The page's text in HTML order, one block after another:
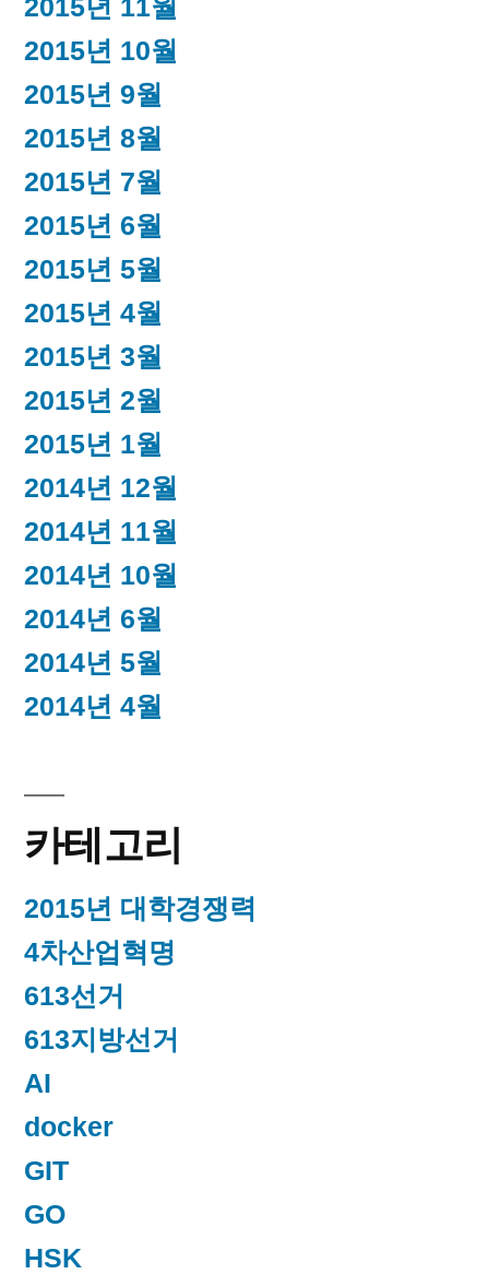
2015년 11월
2015년 10월
2015년 9월
2015년 8월
2015년 7월
2015년 6월
2015년 5월
2015년 4월
2015년 3월
2015년 2월
2015년 1월
2014년 12월
2014년 11월
2014년 10월
2014년 6월
2014년 5월
2014년 4월
카테고리
2015년 대학경쟁력
4차산업혁명
613선거
613지방선거
AI
docker
GIT
GO
HSK